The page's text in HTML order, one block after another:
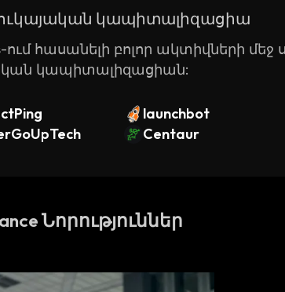
կապիտալիզացիա
ում հասանելի բոլոր ակտիվների
կապիտալիզացիան:
launchbot
Centaur
Նորություններ